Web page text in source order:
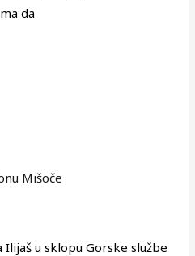
da
Mišoče
Ilijaš u sklopu Gorske službe